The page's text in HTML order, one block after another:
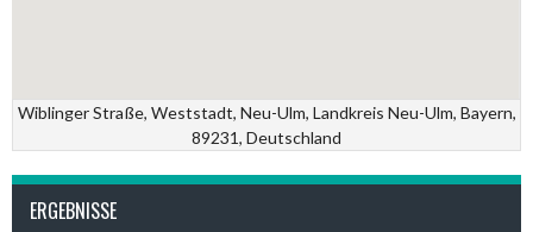
Wiblinger Straße, Weststadt, Neu-Ulm, Landkreis Neu-Ulm, Bayern,
89231, Deutschland
ERGEBNISSE